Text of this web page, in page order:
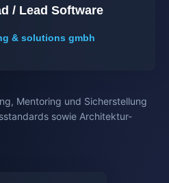
/ Lead Software
& solutions gmbh
Mentoring und Sicherstellung
sowie Architektur-